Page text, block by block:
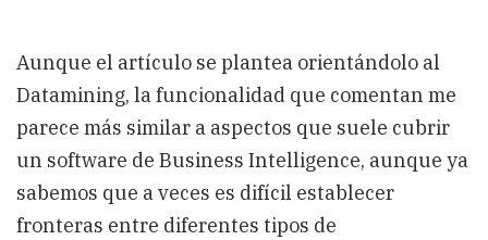
Aunque el artículo se plantea orientándolo al
Datamining, la funcionalidad que comentan me
parece más similar a aspectos que suele cubrir
un software de Business Intelligence, aunque ya
sabemos que a veces es difícil establecer
fronteras entre diferentes tipos de